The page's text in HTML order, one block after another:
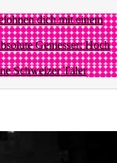
dich mit einem
Geniesser: Hoch
Schweizer Täler